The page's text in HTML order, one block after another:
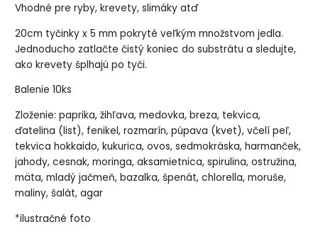
Vhodné pre ryby, krevety, slimáky atď
20cm tyčinky x 5 mm pokryté veľkým množstvom jedla.
Jednoducho zatlačte čistý koniec do substrátu a sledujte,
ako krevety šplhajú po tyči.
Balenie 10ks
Zloženie: paprika, žihľava, medovka, breza, tekvica,
ďatelina (list), fenikel, rozmarín, púpava (kvet), včelí peľ,
tekvica hokkaido, kukurica, ovos, sedmokráska, harmanček,
jahody, cesnak, moringa, aksamietnica, spirulina, ostružina,
mäta, mladý jačmeň, bazalka, špenát, chlorella, moruše,
maliny, šalát, agar
*ilustračné foto